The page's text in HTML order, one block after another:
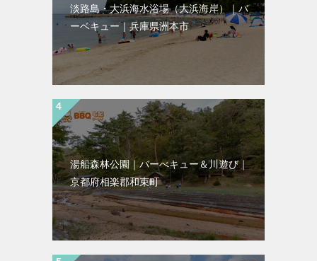
淡路島・大浜海水浴場（大浜海岸）｜バ
ーベキュー｜兵庫県洲本市
湯船森林公園｜バーべキュー＆川遊び｜
京都府相楽郡和束町